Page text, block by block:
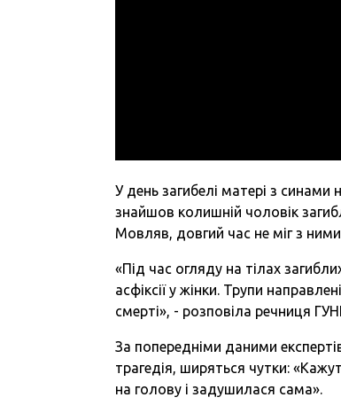
У день загибелі матері з синами
знайшов колишній чоловік
Мовляв, довгий час не міг з
«Під час огляду на тілах
асфіксії у жінки. Трупи
смерті», - розповіла речниця
За попередніми даними
трагедія, ширяться чутки:
на голову і задушилася сама».